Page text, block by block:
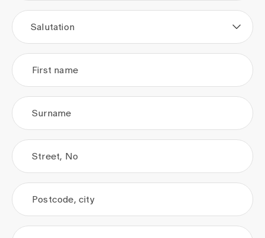
Salutation
First name
Surname
Street, No
Postcode, city